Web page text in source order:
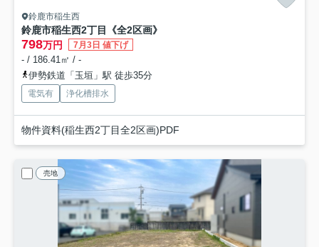
鈴鹿市稲生西
鈴鹿市稲生西2丁目《全2区画》
798万円 7月3日 値下げ
- / 186.41㎡ / -
伊勢鉄道「玉垣」駅 徒歩35分
電気有 浄化槽排水
物件資料(稲生西2丁目全2区画)PDF
売地